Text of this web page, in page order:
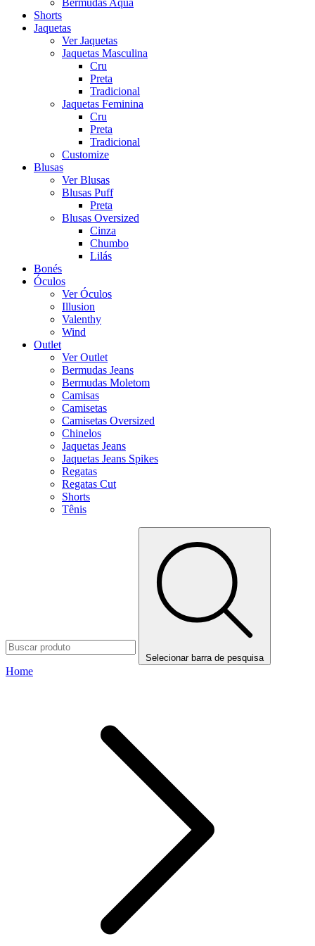
Bermudas Aqua
Shorts
Jaquetas
Ver Jaquetas
Jaquetas Masculina
Cru
Preta
Tradicional
Jaquetas Feminina
Cru
Preta
Tradicional
Customize
Blusas
Ver Blusas
Blusas Puff
Preta
Blusas Oversized
Cinza
Chumbo
Lilás
Bonés
Óculos
Ver Óculos
Illusion
Valenthy
Wind
Outlet
Ver Outlet
Bermudas Jeans
Bermudas Moletom
Camisas
Camisetas
Camisetas Oversized
Chinelos
Jaquetas Jeans
Jaquetas Jeans Spikes
Regatas
Regatas Cut
Shorts
Tênis
Selecionar barra de pesquisa
Home